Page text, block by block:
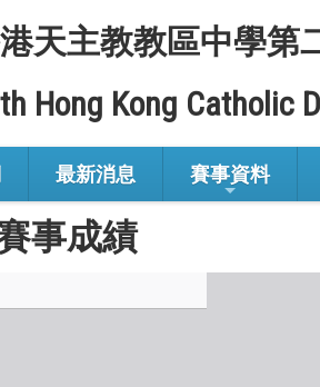
天主教教區中學第
Hong Kong Catholic
最新消息 賽事資料
事成績